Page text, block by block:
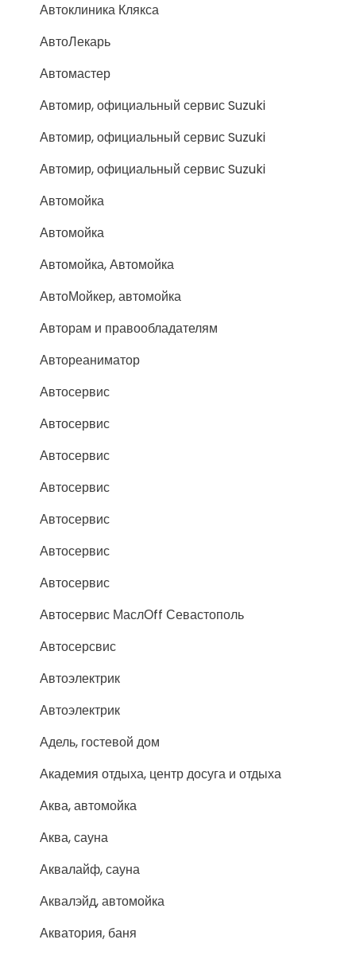
Автоклиника Клякса
АвтоЛекарь
Автомастер
Автомир, официальный сервис Suzuki
Автомир, официальный сервис Suzuki
Автомир, официальный сервис Suzuki
Автомойка
Автомойка
Автомойка, Автомойка
АвтоМойкер, автомойка
Авторам и правообладателям
Автореаниматор
Автосервис
Автосервис
Автосервис
Автосервис
Автосервис
Автосервис
Автосервис
Автосервис МаслОff Севастополь
Автосерсвис
Автоэлектрик
Автоэлектрик
Адель, гостевой дом
Академия отдыха, центр досуга и отдыха
Аква, автомойка
Аква, сауна
Аквалайф, сауна
Аквалэйд, автомойка
Акватория, баня